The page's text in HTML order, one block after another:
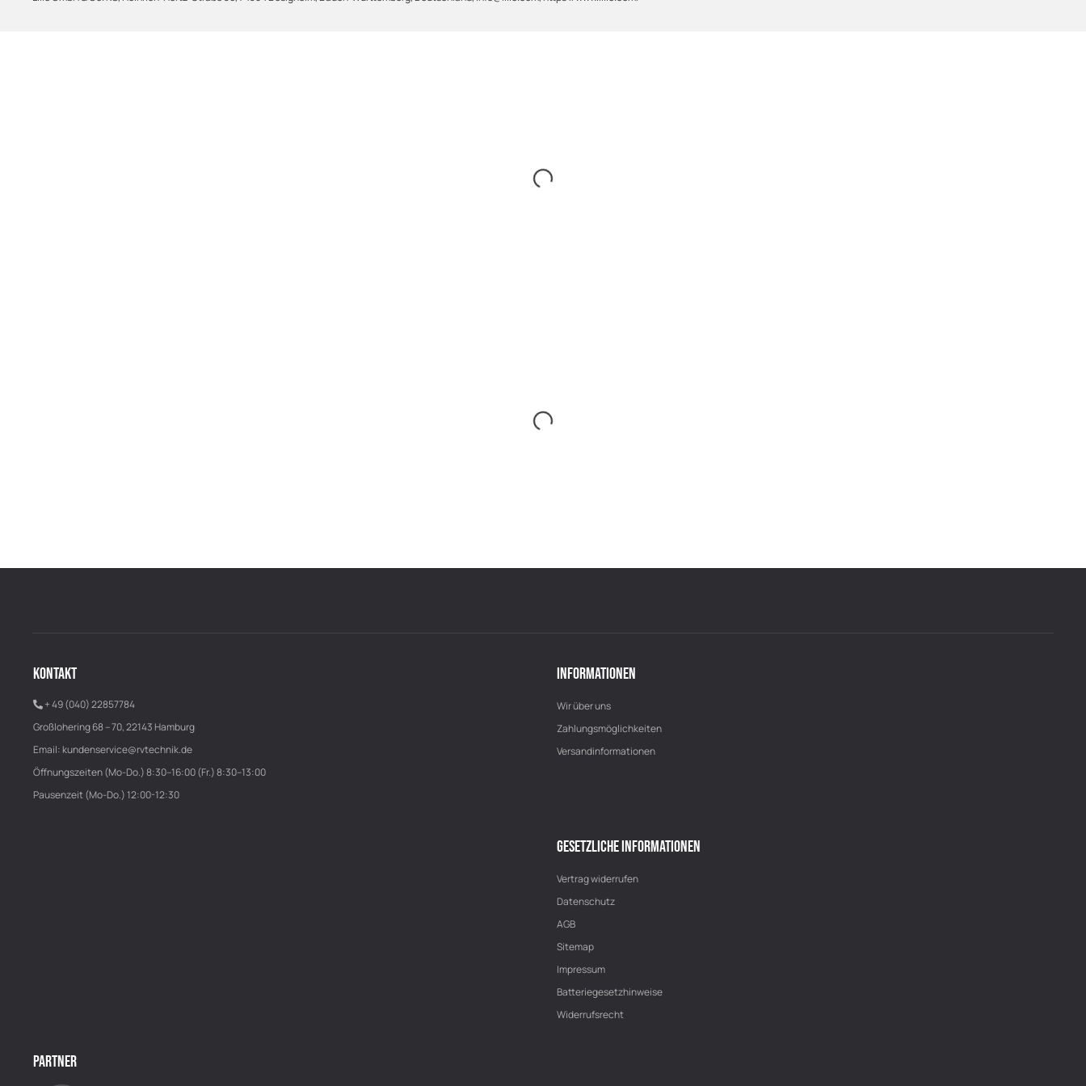
KONTAKT
+ 49 (040) 22857784
Großlohering 68 – 70, 22143 Hamburg
Email: kundenservice@rvtechnik.de
Öffnungszeiten (Mo-Do.) 8:30–16:00 (Fr.) 8:30–13:00
Pausenzeit (Mo-Do.) 12:00-12:30
INFORMATIONEN
Wir über uns
Zahlungsmöglichkeiten
Versandinformationen
GESETZLICHE INFORMATIONEN
Vertrag widerrufen
Datenschutz
AGB
Sitemap
Impressum
Batteriegesetzhinweise
Widerrufsrecht
PARTNER